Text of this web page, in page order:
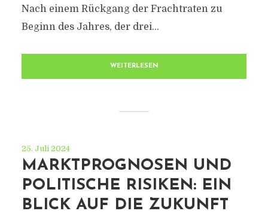
Nach einem Rückgang der Frachtraten zu
Beginn des Jahres, der drei...
WEITERLESEN
25. Juli 2024
MARKTPROGNOSEN UND
POLITISCHE RISIKEN: EIN
BLICK AUF DIE ZUKUNFT